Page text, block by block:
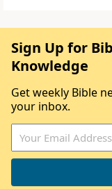
Sign Up for
Knowledge
Get weekly Bible
your inbox.